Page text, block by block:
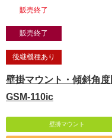
販売終了
販売終了
後継機種あり
壁掛マウント・傾斜角
GSM-110ic
壁掛マウント